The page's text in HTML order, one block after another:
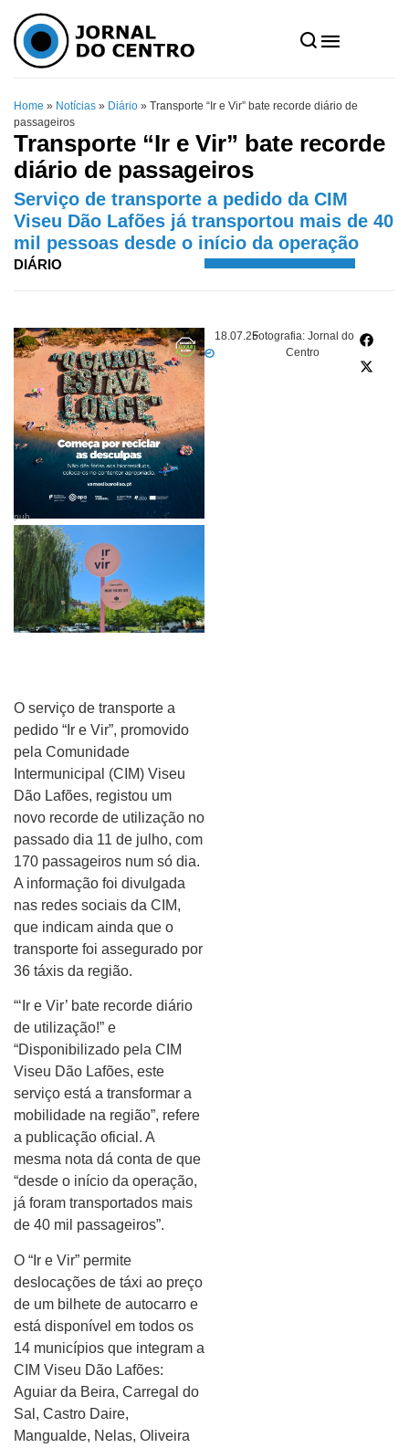
Home » Notícias » Diário » Transporte “Ir e Vir” bate recorde diário de
passageiros
Transporte “Ir e Vir” bate recorde
diário de passageiros
Serviço de transporte a pedido da CIM
Viseu Dão Lafões já transportou mais de 40
mil pessoas desde o início da operação
DIÁRIO
18.07.25Fotografia: Jornal do
Centro
pub
O serviço de transporte a
pedido “Ir e Vir”, promovido
pela Comunidade
Intermunicipal (CIM) Viseu
Dão Lafões, registou um
novo recorde de utilização no
passado dia 11 de julho, com
170 passageiros num só dia.
A informação foi divulgada
nas redes sociais da CIM,
que indicam ainda que o
transporte foi assegurado por
36 táxis da região.
“‘Ir e Vir’ bate recorde diário
de utilização!” e
“Disponibilizado pela CIM
Viseu Dão Lafões, este
serviço está a transformar a
mobilidade na região”, refere
a publicação oficial. A
mesma nota dá conta de que
“desde o início da operação,
já foram transportados mais
de 40 mil passageiros”.
O “Ir e Vir” permite
deslocações de táxi ao preço
de um bilhete de autocarro e
está disponível em todos os
14 municípios que integram a
CIM Viseu Dão Lafões:
Aguiar da Beira, Carregal do
Sal, Castro Daire,
Mangualde, Nelas, Oliveira